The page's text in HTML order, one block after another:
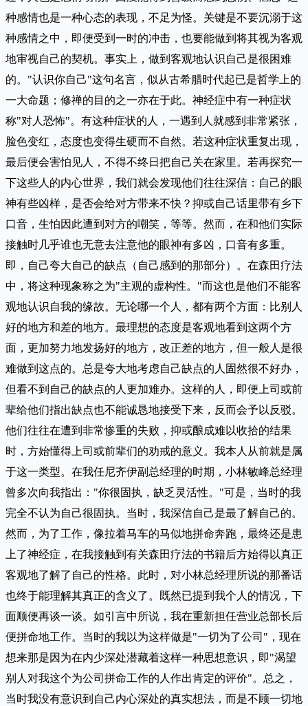
种感情也是一种心态的表现，不足为怪。关键是不要沉溺于这
种感情之中，即便受到一时的冲击，也要能做到将其视为客观
地审视自己的契机。事实上，做到客观地认识自己是很困难
的。"认识你自己"这句名言，似从古希腊时代起已是哲学上的
一大命题；修禅的目的之一亦在于此。神经症中有一种症状
称"对人恐怖"。有这种症状的人，一遇到人就感到非常紧张，
脸色变红，态度也变得生硬而不自然。若这种症状重复出现，
最后便会害怕见人，不得不终日把自己关在家里。若再探究一
下这些人的内心世界，我们就会发现他们往往深信：自己的眼
神有些凶样，是否会给对方带来不快？抑或自己话里带有乡下
口音，生怕因此遭到对方的嘲笑，等等。然而，在和他们实际
接触时几乎谁也无意去注意他的眼神有多凶，口音有多重。
即，自己夸大自己的缺点（自己感到的那部分）。在森田疗法
中，将这种现象称之为"主观的虚构性。"而这也是他们不能客
观地认识自我的缘故。无论哪一个人，都有两个方面：比别人
好的地方和差的地方。最理想的态度是客观地看到这两个方
面，更加努力地发扬好的地方，改正差的地方，但一般人是很
难做到这点的。总是夸大地考虑自己缺点的人固然很不好办，
但看不到自己的缺点的人更加难办。这样的人，即便上司或前
辈给他们指出缺点也不能诚恳地接受下来，反而会予以反驳。
他们往往在遭到非常惨重的失败，抑或酿成难以收拾的结果
时，方始懂得上司或前辈们的劝戒的意义。我本人从前就是属
于这一类型。在我任尼齐伊副总经理的时期，小林敏峰总经理
曾多次向我指出："你很固执，缺乏灵活性。"可是，当时的我
完全不认为自己很固执。当时，我深信自己是最了解自己的。
然而，为了工作，像拉着马车的马似地拼命奔跑，最终还是患
上了神经症，在我接触到有关森田疗法的书籍后方始得以真正
客观地了解了自己的性格。此时，对小林总经理所说的那番话
也终于能理解其真正的含义了。既然已提到我个人的情况，下
面顺便再谈一谈。如引言中所说，我在重新担任营业总部长后
便拼命地工作。当时的我以为这样做是"一切为了公司"，现在
想来那是因为在内少深处潜藏着这样一种思想意识，即"渴望
别人对我这个为公司拼命工作的人作出肯定的评价"。总之，
当时我没有意识到自己内心深处的真实想法，而是不顾一切地